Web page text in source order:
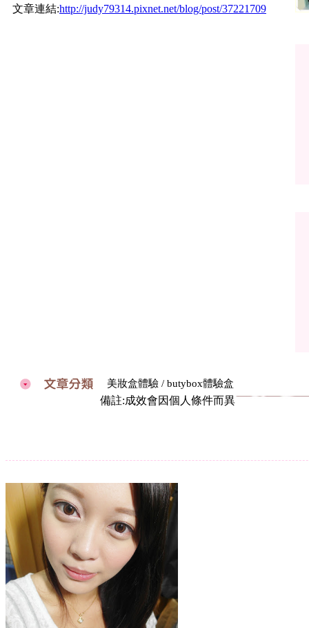
文章連結:http://judy79314.pixnet.net/blog/post/37221709
美妝盒體驗 / butybox體驗盒
備註:成效會因個人條件而異